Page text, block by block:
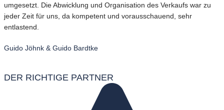
umgesetzt. Die Abwicklung und Organisation des Verkaufs war zu
jeder Zeit für uns, da kompetent und vorausschauend, sehr
entlastend.
Guido Jöhnk & Guido Bardtke
DER RICHTIGE PARTNER